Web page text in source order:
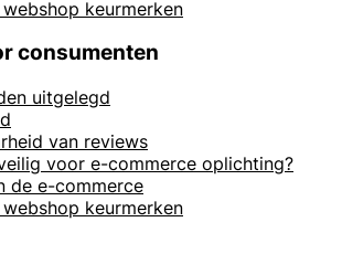
keurmerken
consumenten
uitgelegd
van reviews
voor e-commerce oplichting?
de e-commerce
keurmerken